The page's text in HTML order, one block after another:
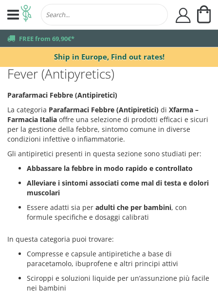
Ship in Europe, Find out rates!
truck FREE from 69,90€*
user
Fever (Antipyretics)
Parafarmaci Febbre (Antipiretici)
La categoria Parafarmaci Febbre (Antipiretici) di Xfarma –
Farmacia Italia offre una selezione di prodotti efficaci e sicuri
per la gestione della febbre, sintomo comune in diverse
condizioni infettive o infiammatorie.
Gli antipiretici presenti in questa sezione sono studiati per:
Abbassare la febbre in modo rapido e controllato
Alleviare i sintomi associati come mal di testa e dolori
muscolari
Essere adatti sia per adulti che per bambini, con
formule specifiche e dosaggi calibrati
In questa categoria puoi trovare:
Compresse e capsule antipiretiche a base di
paracetamolo, ibuprofene e altri principi attivi
Sciroppi e soluzioni liquide per un’assunzione più facile
nei bambini